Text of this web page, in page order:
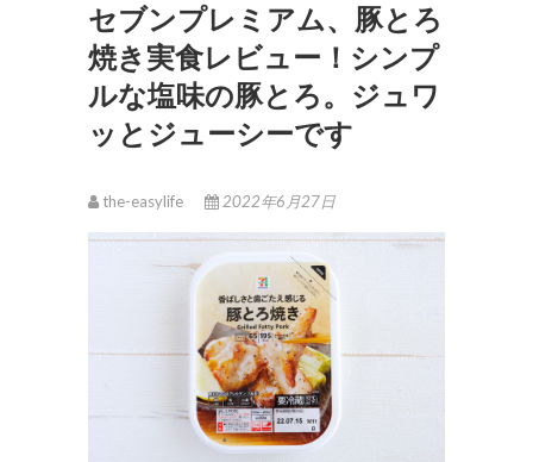
セブンプレミアム、豚とろ
焼き実食レビュー！シンプ
ルな塩味の豚とろ。ジュワ
ッとジューシーです
the-easylife 2022年6月27日